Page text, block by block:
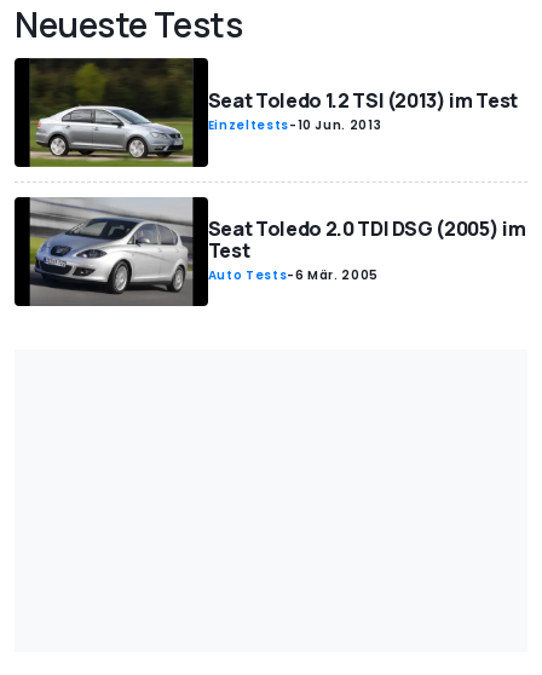
Neueste Tests
Seat Toledo 1.2 TSI (2013) im Test
Einzeltests-10 Jun. 2013
Seat Toledo 2.0 TDI DSG (2005) im
Test
Auto Tests-6 Mär. 2005